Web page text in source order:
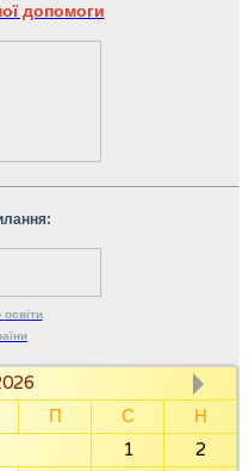
допомоги
освіти
П С
Н
1
2